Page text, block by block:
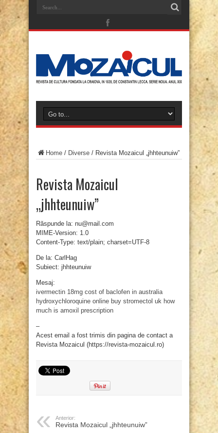
Home / Diverse / Revista Mozaicul „jhhteunuiw”
Revista Mozaicul
„jhhteunuiw”
Răspunde la: nu@mail.com
MIME-Version: 1.0
Content-Type: text/plain; charset=UTF-8
De la: CarlHag
Subiect: jhhteunuiw
Mesaj:
ivermectin 18mg cost of baclofen in australia
hydroxychloroquine online buy stromectol uk how
much is amoxil prescription
–
Acest email a fost trimis din pagina de contact a
Revista Mozaicul (https://revista-mozaicul.ro)
Anterior:
Revista Mozaicul „jhhteunuiw”